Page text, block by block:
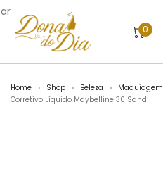
0
Home > Shop > Beleza > Maquiagem
Corretivo Líquido Maybelline 30 Sand